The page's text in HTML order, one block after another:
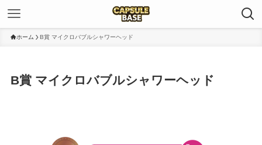
ホーム B賞 マイクロバブルシャワーヘッド
B賞 マイクロバブルシャワーヘッド